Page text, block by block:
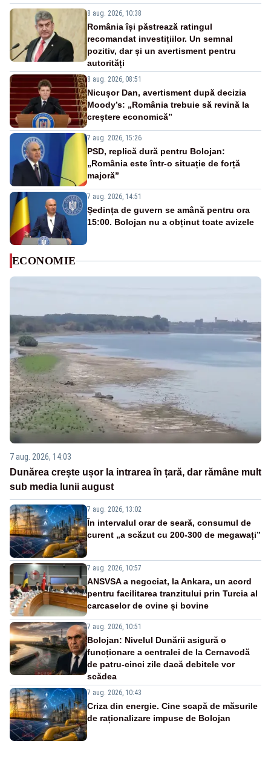
8 aug. 2026, 10:38
România își păstrează ratingul
recomandat investițiilor. Un semnal
pozitiv, dar și un avertisment pentru
autorități
8 aug. 2026, 08:51
Nicușor Dan, avertisment după decizia
Moody’s: „România trebuie să revină la
creștere economică”
7 aug. 2026, 15:26
PSD, replică dură pentru Bolojan:
„România este într-o situație de forță
majoră”
7 aug. 2026, 14:51
Ședința de guvern se amână pentru ora
15:00. Bolojan nu a obținut toate avizele
ECONOMIE
7 aug. 2026, 14:03
Dunărea crește ușor la intrarea în țară, dar rămâne mult
sub media lunii august
7 aug. 2026, 13:02
În intervalul orar de seară, consumul de
curent „a scăzut cu 200-300 de megawați”
7 aug. 2026, 10:57
ANSVSA a negociat, la Ankara, un acord
pentru facilitarea tranzitului prin Turcia al
carcaselor de ovine și bovine
7 aug. 2026, 10:51
Bolojan: Nivelul Dunării asigură o
funcționare a centralei de la Cernavodă
de patru-cinci zile dacă debitele vor
scădea
7 aug. 2026, 10:43
Criza din energie. Cine scapă de măsurile
de raționalizare impuse de Bolojan